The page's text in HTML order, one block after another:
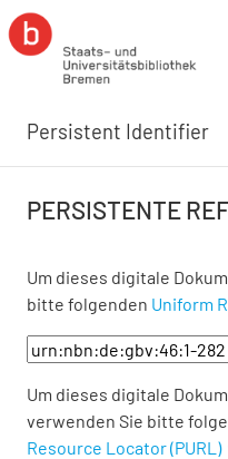
Persistent Identifier
PERSISTENTE
Um dieses digitale
bitte folgenden Uniform
Um dieses digitale
verwenden Sie bitte
Resource Locator (PURL)